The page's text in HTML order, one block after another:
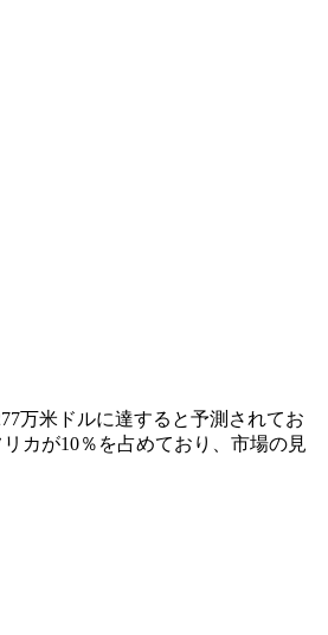
万米ドルに達すると予測されてお
カが10％を占めており、市場の見